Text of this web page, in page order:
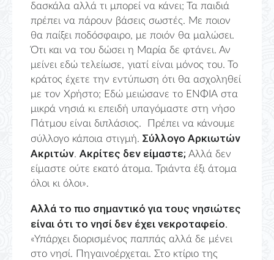
δασκάλα αλλά τι μπορεί να κάνει; Τα παιδιά
πρέπει να πάρουν βάσεις σωστές. Με ποιον
θα παίξει ποδόσφαιρο, με ποιόν θα μαλώσει.
Ότι και να του δώσει η Μαρία δε φτάνει. Αν
μείνει εδώ τελείωσε, γιατί είναι μόνος του. Το
κράτος έχετε την εντύπωση ότι θα ασχοληθεί
με τον Χρήστο; Εδώ μειώσανε το ΕΝΦΙΑ στα
μικρά νησιά κι επειδή υπαγόμαστε στη νήσο
Πάτμου είναι διπλάσιος. Πρέπει να κάνουμε
σύλλογο κάποια στιγμή. Σύλλογο Αρκιωτών
Ακριτών. Ακρίτες δεν είμαστε; Αλλά δεν
είμαστε ούτε εκατό άτομα. Τριάντα έξι άτομα
όλοι κι όλοι».
Αλλά το πιο σημαντικό για τους νησιώτες
είναι ότι το νησί δεν έχει νεκροταφείο.
«Υπάρχει διορισμένος παππάς αλλά δε μένει
στο νησί. Πηγαινοέρχεται. Στο κτίριο της